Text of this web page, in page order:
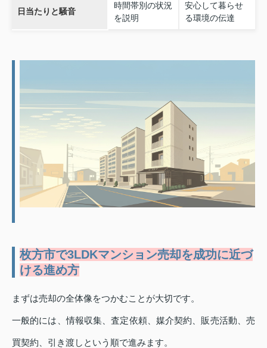
日当たりと騒音
時間帯別の状況
を説明
安心して暮らせ
る環境の伝達
枚方市で3LDKマンション売却を成功に近づ
ける進め方
まずは売却の全体像をつかむことが大切です。
一般的には、情報収集、査定依頼、媒介契約、販売活動、売
買契約、引き渡しという順で進みます。